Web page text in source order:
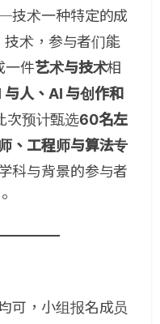
技术一种特定的成
术，参与者们能
一件艺术与技术相
与人、AI 与创作和
次预计甄选60名左
、工程师与算法专
科与背景的参与者
可，小组报名成员